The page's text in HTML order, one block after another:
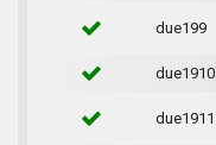
due199
due1910
due1911